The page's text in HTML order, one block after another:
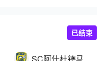
已结束